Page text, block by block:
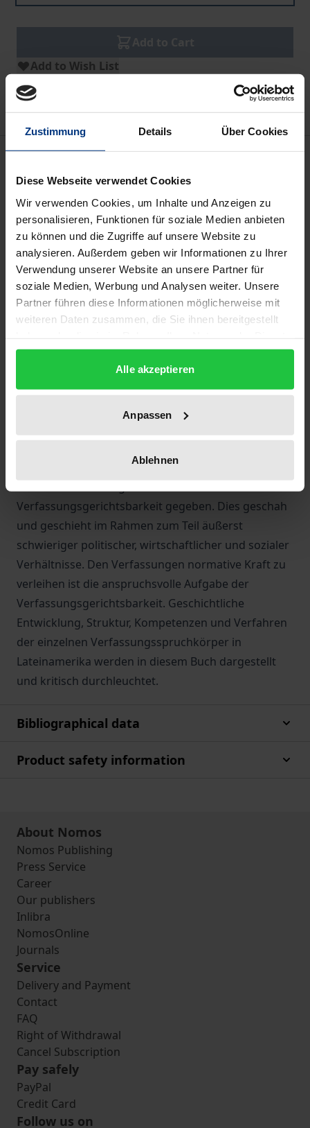
Zustimmung Details Über Cookies
Diese Webseite verwendet Cookies
Wir verwenden Cookies, um Inhalte und Anzeigen zu
personalisieren, Funktionen für soziale Medien anbieten
zu können und die Zugriffe auf unsere Website zu
analysieren. Außerdem geben wir Informationen zu Ihrer
Verwendung unserer Website an unsere Partner für
soziale Medien, Werbung und Analysen weiter. Unsere
Partner führen diese Informationen möglicherweise mit
weiteren Daten zusammen, die Sie ihnen bereitgestellt
gesammelt haben.
Alle akzeptieren
Anpassen
Ablehnen
Add to Wish List
Delivery cost notice
Description
Die Entwicklung der Verfassungsgerichtsbarkeit
bildet ein zentrales Thema der
Rechtstaatsentwicklung im gesamten
lateinamerikanischen Raum. In jüngerer Zeit haben
eine Reihe Staaten Lateinamerikas im Rahmen von
Verfassungsänderungen und
Verfassungsneuschöpfungen eigenständige
europäischem Vorbild eingerichtet. In anderen
Ländern üben Verfassungssenate oder die
ordentlichen Gerichte (insbesondere die Obersten
Gerichtshöfe) die materielle
der Übergang oder die Rückkehr zur Demokratie
Verfassungsgerichtsbarkeit gegeben. Dies geschah
und geschieht im Rahmen zum Teil äußerst
schwieriger politischer, wirtschaftlicher und sozialer
Verhältnisse. Den Verfassungen normative Kraft zu
verleihen ist die anspruchsvolle Aufgabe der
Verfassungsgerichtsbarkeit. Geschichtliche
Entwicklung, Struktur, Kompetenzen und Verfahren
der einzelnen Verfassungsspruchkörper in
Lateinamerika werden in diesem Buch dargestellt
und kritisch durchleuchtet.
Bibliographical data
Product safety information
About Nomos
Nomos Publishing
Press Service
Career
Our publishers
Inlibra
NomosOnline
Journals
Service
Delivery and Payment
Contact
FAQ
Right of Withdrawal
Cancel Subscription
Pay safely
PayPal
Credit Card
Follow us on